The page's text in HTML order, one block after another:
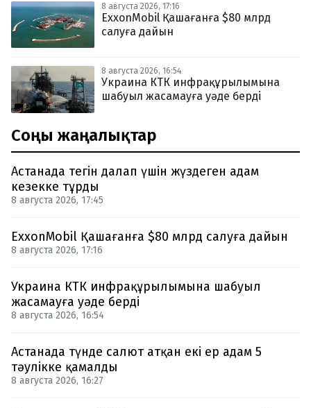
8 августа 2026, 17:16
ExxonMobil Қашағанға $80 млрд
салуға дайын
8 августа 2026, 16:54
Украина КТК инфрақұрылымына
шабуыл жасамауға уәде берді
Соңғы жаңалықтар
Астанада тегін далап үшін жүздеген адам
кезекке тұрды
8 августа 2026, 17:45
ExxonMobil Қашағанға $80 млрд салуға дайын
8 августа 2026, 17:16
Украина КТК инфрақұрылымына шабуыл
жасамауға уәде берді
8 августа 2026, 16:54
Астанада түнде салют атқан екі ер адам 5
тәулікке қамалды
8 августа 2026, 16:27